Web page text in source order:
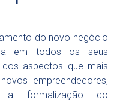
do novo negócio
em todos os seus
aspectos que mais
empreendedores,
formalização do